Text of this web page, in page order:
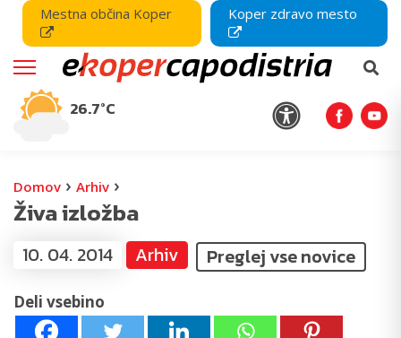
Mestna občina Koper Koper zdravo mesto
26.7°C
Domov › Arhiv ›
Živa izložba
10. 04. 2014 Arhiv Preglej vse novice
Deli vsebino